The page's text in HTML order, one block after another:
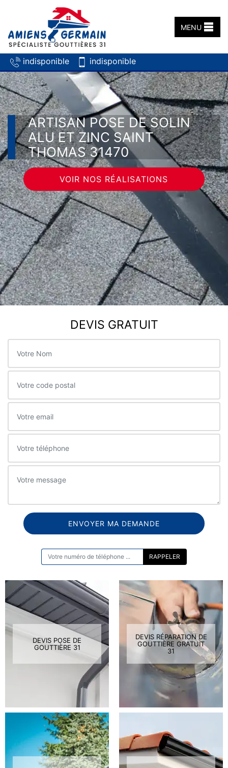
indisponible indisponible
MENU
ARTISAN POSE DE SOLIN
ALU ET ZINC SAINT
THOMAS 31470
VOIR NOS RÉALISATIONS
DEVIS GRATUIT
DEVIS POSE DE
GOUTTIÈRE 31
DEVIS RÉPARATION DE
GOUTTIÈRE GRATUIT
31